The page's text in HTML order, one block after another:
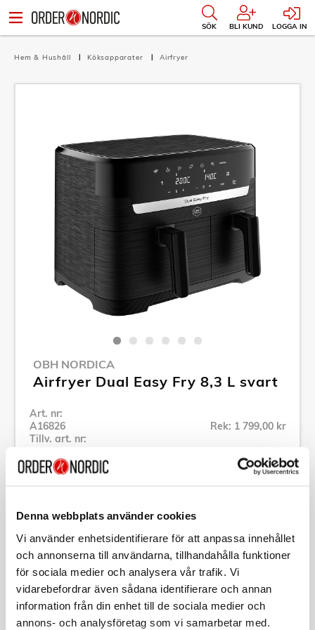
Denna webbplats använder cookies
Vi använder enhetsidentifierare för att anpassa innehållet
och annonserna till användarna, tillhandahålla funktioner
för sociala medier och analysera vår trafik. Vi
vidarebefordrar även sådana identifierare och annan
information från din enhet till de sociala medier och
annons- och analysföretag som vi samarbetar med.
SÖK BLI KUND LOGGA IN
Hem & Hushåll Köksapparater Airfryer
OBH NORDICA
Airfryer Dual Easy Fry 8,3 L svart
Art. nr:
A16826
Tillv. art. nr:
Rek: 1 799,00 kr
Se alla produkter inom OBH Nordica
Specifikation
Beskrivning
Art. nr:A16826
Tillv. art. nr:AG901NS0